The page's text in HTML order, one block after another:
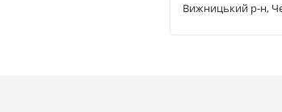
Вижницький р-н,